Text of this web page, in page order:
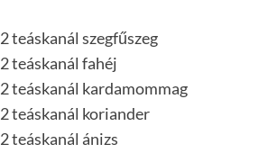
2 teáskanál szegfűszeg
2 teáskanál fahéj
2 teáskanál kardamommag
2 teáskanál koriander
2 teáskanál ánizs